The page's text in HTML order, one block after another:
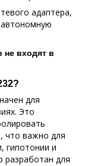
адаптера,
не входят в
для
Это
что важно для
гипотонии и
разработан для